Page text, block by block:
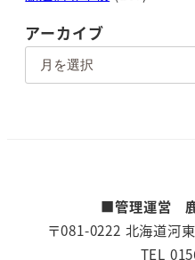
アーカイブ
■管理運営
〒081-0222 北海道河
TEL